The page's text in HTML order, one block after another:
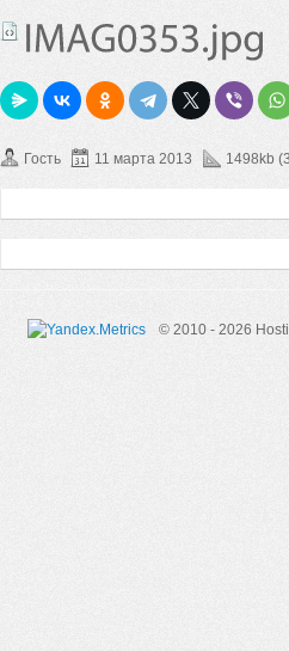
Гость 11 марта 2013 1498kb
© 2010 - 2026